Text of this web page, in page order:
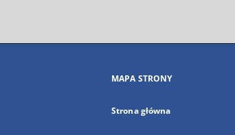
MAPA STRONY
Strona główna